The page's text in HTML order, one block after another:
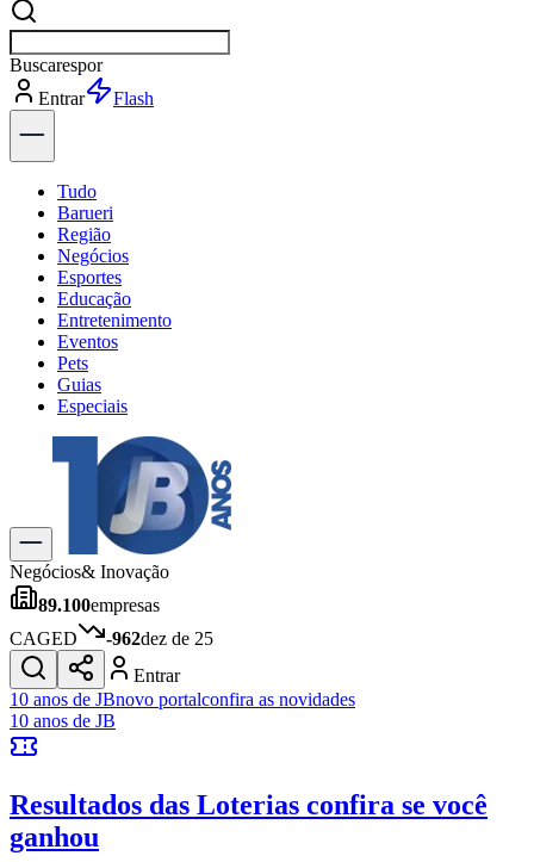
Buscarp
Entrar
Explorar
Tudo
Barueri
Região
Negócios
Esportes
Educação
Entretenimento
Eventos
Pets
Guias
Especiais
Explore Tudo
Últimas Notícias
Previsão do Tempo
Trânsito e Rotas
Dia a Dia & Lazer
Gastronomia
Cinema & Shows
JogosNovo
Para Sua Empresa
Publicidade Legal
Política
Negócios& Inovação
89.100empresas
CAGED
-962dez de 25
Entrar
10 anos de JBnovo portalconfira as novidades
10 anos de JB
Resultados das Loterias confira se você
ganhou